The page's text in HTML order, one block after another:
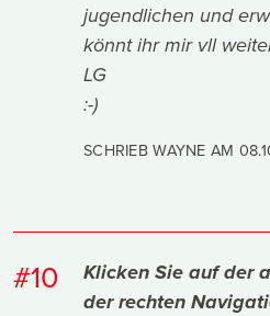
jugendlichen und
könnt ihr mir vll
LG
:-)
SCHRIEB WAYNE AM
#10
Klicken Sie auf der
der rechten